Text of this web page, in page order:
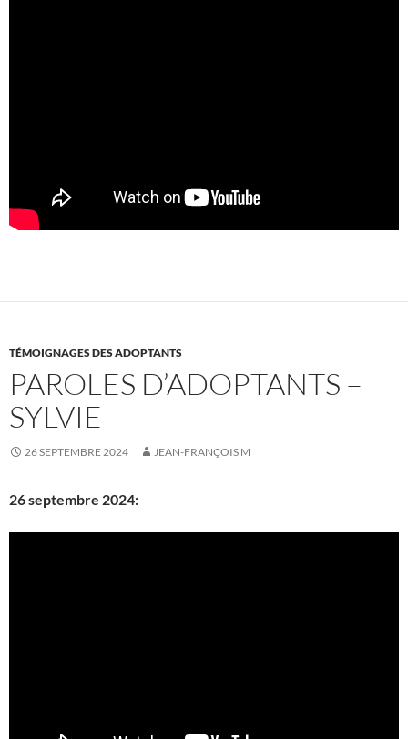
TÉMOIGNAGES DES ADOPTANTS
PAROLES D’ADOPTANTS –
SYLVIE
26 SEPTEMBRE 2024 JEAN-FRANÇOIS M
26 septembre 2024: